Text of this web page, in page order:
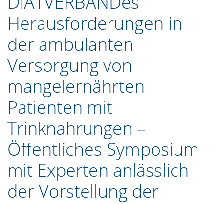
Herausforderungen in
der ambulanten
Versorgung von
mangelernährten
Patienten mit
Trinknahrungen –
Öffentliches Symposium
mit Experten anlässlich
der Vorstellung der